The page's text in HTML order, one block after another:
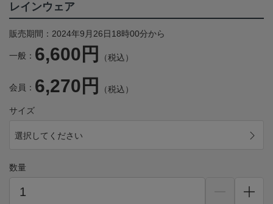
レインウェア
販売期間：2024年9月26日18時00分から
一般： 6,600円 （税込）
会員： 6,270円 （税込）
サイズ
選択してください
数量